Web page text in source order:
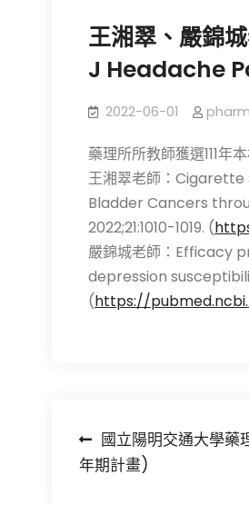
王湘翠、嚴錦
J Headache
2022-06-01 pharm
藥理所所教師獲選111年
王湘翠老師：
Bladder Cancers
2022;21:1010-1019. (
嚴錦城老師：Efficacy
depression
(https://
文
章
國立陽明交通大學藥
年期計畫)